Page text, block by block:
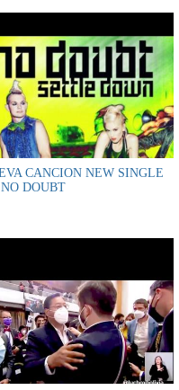
CANCION NEW SINGLE
DOUBT